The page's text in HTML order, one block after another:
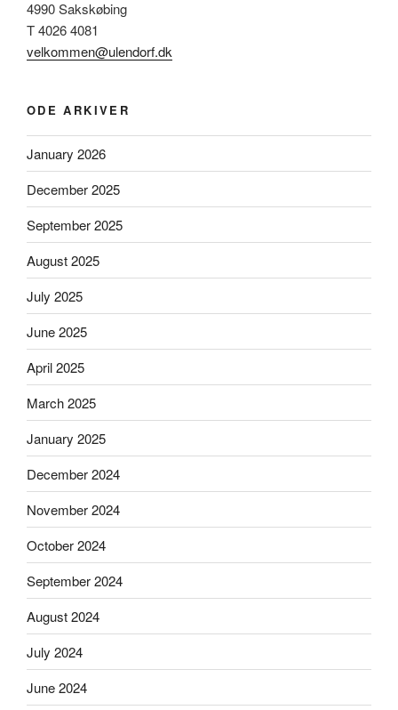
4990 Sakskøbing
T 4026 4081
velkommen@ulendorf.dk
ODE ARKIVER
January 2026
December 2025
September 2025
August 2025
July 2025
June 2025
April 2025
March 2025
January 2025
December 2024
November 2024
October 2024
September 2024
August 2024
July 2024
June 2024